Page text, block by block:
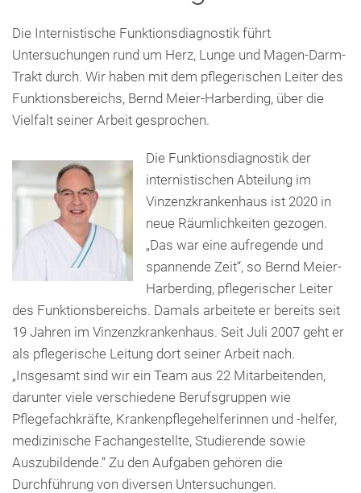
Presse
Freunde & Unterstützer
Die Internistische Funktionsdiagnostik führt
Untersuchungen rund um Herz, Lunge und Magen-Darm-
Trakt durch. Wir haben mit dem pflegerischen Leiter des
Funktionsbereichs, Bernd Meier-Harberding, über die
Vielfalt seiner Arbeit gesprochen.
Die Funktionsdiagnostik der
internistischen Abteilung im
Vinzenzkrankenhaus ist 2020 in
neue Räumlichkeiten gezogen.
„Das war eine aufregende und
spannende Zeit“, so Bernd Meier-
Harberding, pflegerischer Leiter
des Funktionsbereichs. Damals arbeitete er bereits seit
19 Jahren im Vinzenzkrankenhaus. Seit Juli 2007 geht er
als pflegerische Leitung dort seiner Arbeit nach.
„Insgesamt sind wir ein Team aus 22 Mitarbeitenden,
darunter viele verschiedene Berufsgruppen wie
Pflegefachkräfte, Krankenpflegehelferinnen und -helfer,
medizinische Fachangestellte, Studierende sowie
Auszubildende.“ Zu den Aufgaben gehören die
Durchführung von diversen Untersuchungen.